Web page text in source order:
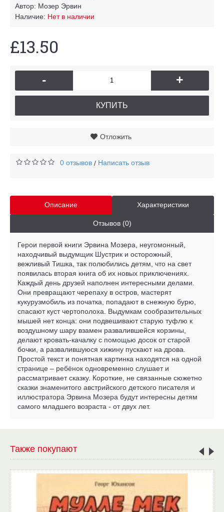
Автор: Мозер Эрвин
Наличие: Нет в наличии
£13.50
- +
КУПИТЬ
Отложить
0 отзывов / Написать отзыв
Описание Характеристики
Отзывов (0)
Герои первой книги Эрвина Мозера, неугомонный,
находчивый выдумщик Шустрик и осторожный,
вежливый Тишка, так полюбились детям, что на свет
появилась вторая книга об их новых приключениях.
Каждый день друзей наполнен интересными делами.
Они превращают черепаху в остров, мастерят
кукурузмобиль из початка, попадают в снежную бурю,
спасают куст чертополоха. Выдумкам сообразительных
мышей нет конца: они подвешивают старую туфлю к
воздушному шару взамен развалившейся корзины,
делают кровать-качалку с помощью досок от старой
бочки, а развалившуюся хижину пускают на дрова.
Простой текст и понятная картинка находятся на одной
странице – ребёнок одновременно слушает и
рассматривает сказку. Короткие, не связанные сюжетно
сказки знаменитого австрийского детского писателя и
иллюстратора Эрвина Мозера будут интересны детям
самого младшего возраста - от двух лет.
Также покупают